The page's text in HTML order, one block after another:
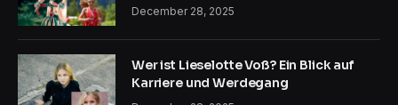
December 28, 2025
Wer ist Lieselotte Voß? Ein Blick auf
Karriere und Werdegang